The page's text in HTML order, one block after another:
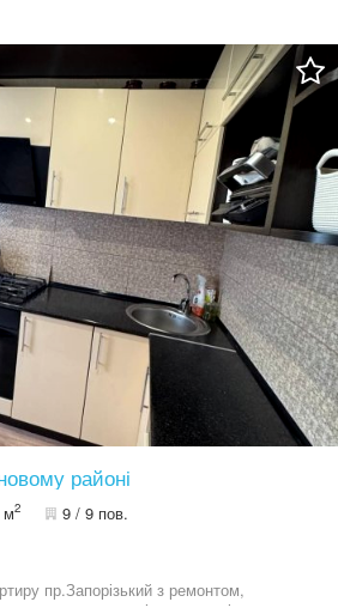
районі
м2 9 / 9 пов.
пр.Запорізький з ремонтом,